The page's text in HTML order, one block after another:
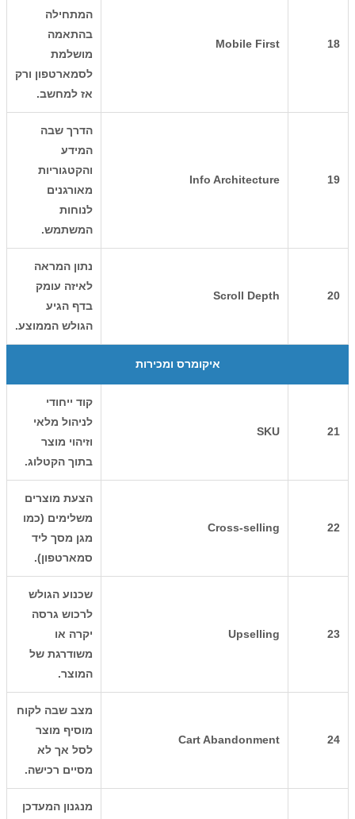
18
Mobile First
המתחילה
בהתאמה
מושלמת
לסמארטפון ורק
אז למחשב.
19
Info Architecture
הדרך שבה
המידע
והקטגוריות
מאורגנים
לנוחות
המשתמש.
20
Scroll Depth
נתון המראה
לאיזה עומק
בדף הגיע
הגולש הממוצע.
איקומרס ומכירות
21
SKU
קוד ייחודי
לניהול מלאי
וזיהוי מוצר
בתוך הקטלוג.
22
Cross-selling
הצעת מוצרים
משלימים (כמו
מגן מסך ליד
סמארטפון).
23
Upselling
שכנוע הגולש
לרכוש גרסה
יקרה או
משודרגת של
המוצר.
24
Cart Abandonment
מצב שבה לקוח
מוסיף מוצר
לסל אך לא
מסיים רכישה.
מנגנון המעדכן